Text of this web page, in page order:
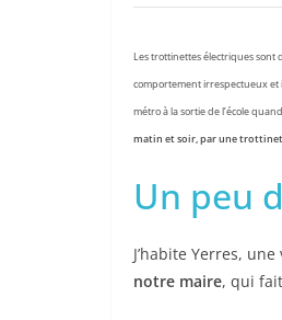
Les trottinettes électriques sont
comportement irrespectueux et
métro à la sortie de l’école
matin et soir, par une
Un peu
J’habite Yerres,
notre maire, qui